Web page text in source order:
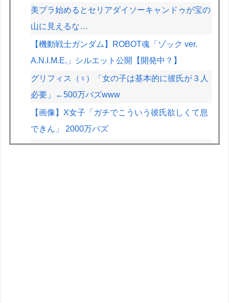
美プラ始めるとセリアダイソーキャンドゥが宝の
山に見えるな…
【機動戦士ガンダム】ROBOT魂「ゾック ver.
A.N.I.M.E.」シルエット公開【開発中？】
グリフィス（♀）「女の子は基本的に彼氏が３人
必要」←500万バズwww
【画像】X女子「ガチでこういう彼氏欲しくて息
できん」 2000万バズ
ドラクエのゼシカとかいう人気キャラwww